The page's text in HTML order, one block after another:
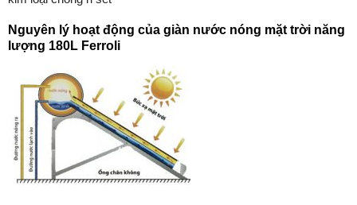
Nguyên lý hoạt động của giàn nước nóng mặt trời năng
lượng 180L Ferroli